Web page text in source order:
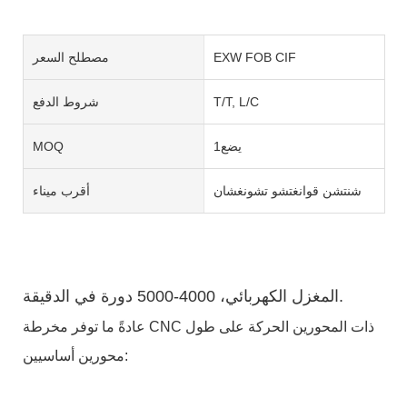
مصطلح السعر EXW FOB CIF
شروط الدفع T/T, L/C
MOQ يضع1
أقرب ميناء شنتشن قوانغتشو تشونغشان
المغزل الكهربائي، 4000-5000 دورة في الدقيقة.
عادةً ما توفر مخرطة CNC ذات المحورين الحركة على طول
محورين أساسيين: